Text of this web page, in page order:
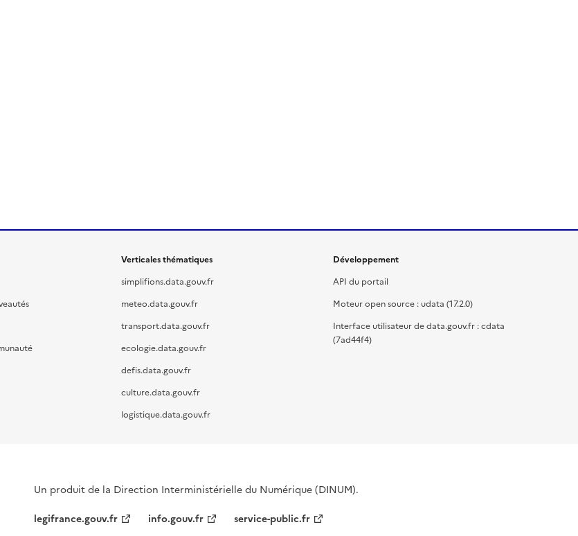
Verticales thématiques
simplifions.data.gouv.fr
meteo.data.gouv.fr
transport.data.gouv.fr
ecologie.data.gouv.fr
defis.data.gouv.fr
culture.data.gouv.fr
logistique.data.gouv.fr
Développement
API du portail
Moteur open source : udata (17.2.0)
Interface utilisateur de data.gouv.fr : cdata
(7ad44f4)
Un produit de la Direction Interministérielle du Numérique (DINUM).
legifrance.gouv.fr
info.gouv.fr service-public.fr